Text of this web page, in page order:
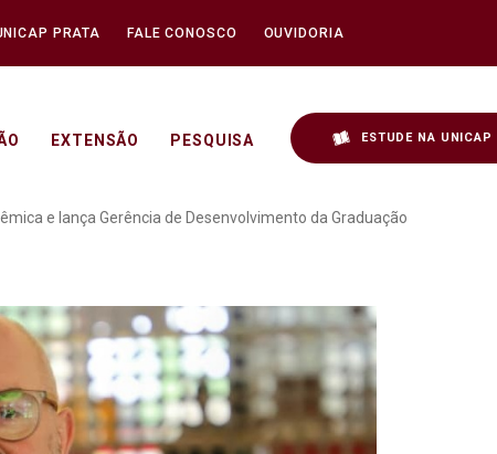
PRATA FALE CONOSCO OUVIDORIA
EXTENSÃO PESQUISA ESTUDE NA UNICAP
curricular e
e lança Gerência de Desenvolvimento da Graduação